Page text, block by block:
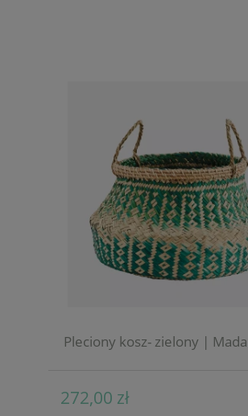
Pleciony kosz- zielony |
272,00 zł